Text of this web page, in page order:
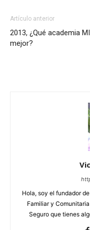
Artículo anterior
2013, ¿Qué academia
mejor?
Hola, soy el fundador
Familiar y
Seguro que tienes